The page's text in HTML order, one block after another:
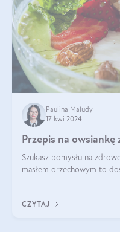
Paulina Maludy
17 kwi 2024
Przepis na owsiankę
Szukasz pomysłu na
masłem orzechowym to
CZYTAJ